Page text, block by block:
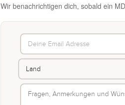
Wir benachrichtigen dich, sobald ein